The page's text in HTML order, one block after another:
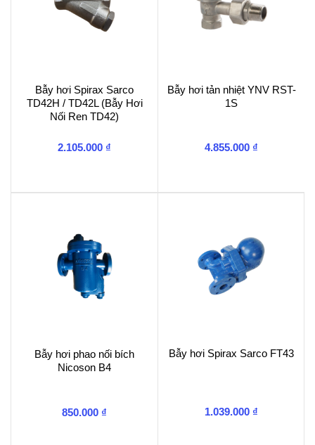
Bẫy hơi Spirax Sarco
TD42H / TD42L (Bẫy Hơi
Nối Ren TD42)
2.105.000 ₫
Bẫy hơi tản nhiệt YNV RST-
1S
4.855.000 ₫
Bẫy hơi phao nối bích
Nicoson B4
850.000 ₫
Bẫy hơi Spirax Sarco FT43
1.039.000 ₫